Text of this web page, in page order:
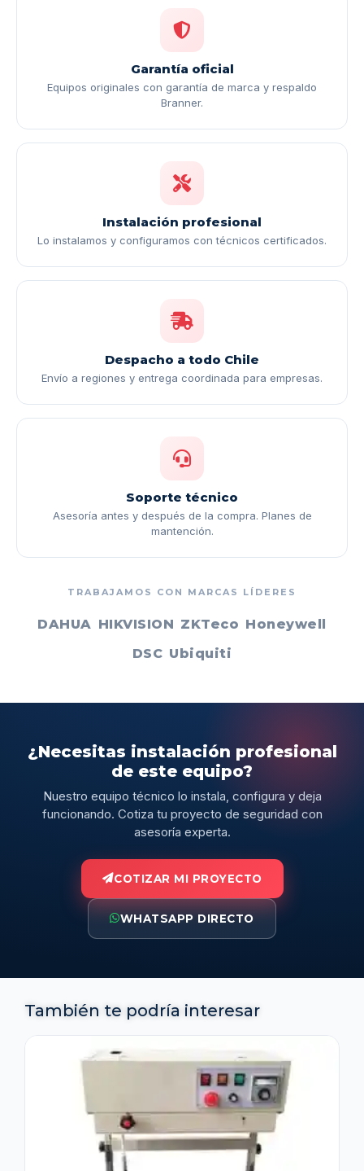
Garantía oficial
Equipos originales con garantía de marca y respaldo
Branner.
Instalación profesional
Lo instalamos y configuramos con técnicos certificados.
Despacho a todo Chile
Envío a regiones y entrega coordinada para empresas.
Soporte técnico
Asesoría antes y después de la compra. Planes de
mantención.
TRABAJAMOS CON MARCAS LÍDERES
DAHUA HIKVISION ZKTeco Honeywell
DSC Ubiquiti
¿Necesitas instalación profesional
de este equipo?
Nuestro equipo técnico lo instala, configura y deja
funcionando. Cotiza tu proyecto de seguridad con
asesoría experta.
COTIZAR MI PROYECTO
WHATSAPP DIRECTO
También te podría interesar